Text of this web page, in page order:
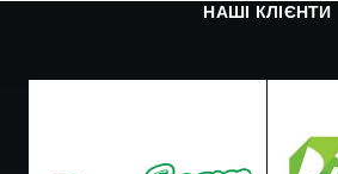
НАШІ КЛІЄНТИ